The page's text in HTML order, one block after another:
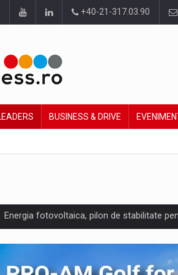
+40-21-317.03.90
BUSINESS & DRIVE
Energia fotovoltaica, pilon de stabilitate
Cum invatam sa spunem nu intr-o cultura
Ingredient Spotlight: What SKU Level